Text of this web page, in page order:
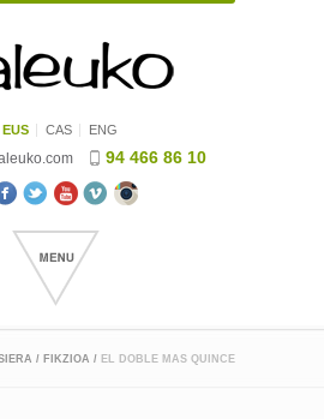
EUS CAS ENG
94 466 86 10
/ FIKZIOA / EL DOBLE MAS QUINCE